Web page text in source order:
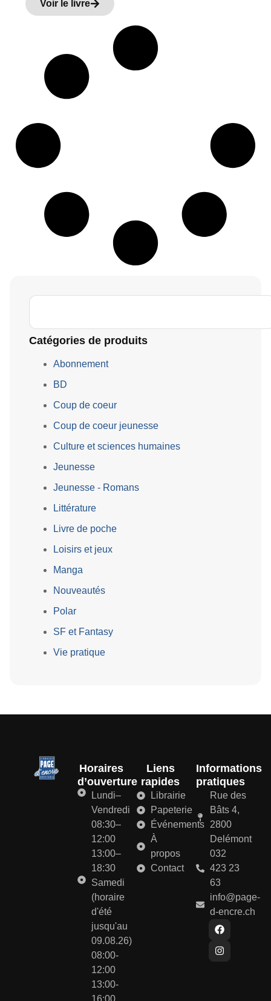
Voir le livre
Catégories de produits
Abonnement
BD
Coup de coeur
Coup de coeur jeunesse
Culture et sciences humaines
Jeunesse
Jeunesse - Romans
Littérature
Livre de poche
Loisirs et jeux
Manga
Nouveautés
Polar
SF et Fantasy
Vie pratique
Horaires
d’ouverture
Lundi–
Vendredi
08:30–
12:00
13:00–
18:30
Samedi
(horaire
d'été
jusqu'au
09.08.26)
08:00-
12:00
13:00-
16:00
Liens
rapides
Librairie
Papeterie
Événements
À
propos
Contact
Informations
pratiques
Rue des
Bâts 4,
2800
Delémont
032
423 23
63
info@page-
d-encre.ch